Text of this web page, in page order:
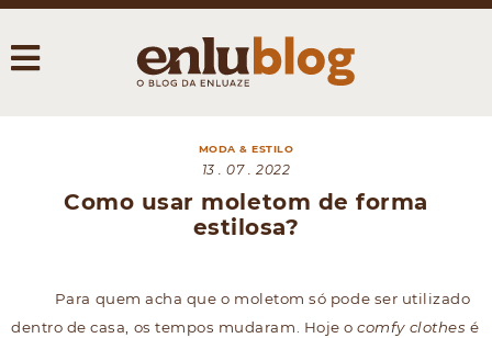
MODA & ESTILO
13 . 07 . 2022
Como usar moletom de forma
estilosa?
Para quem acha que o moletom só pode ser utilizado
dentro de casa, os tempos mudaram. Hoje ocomfy clothes é